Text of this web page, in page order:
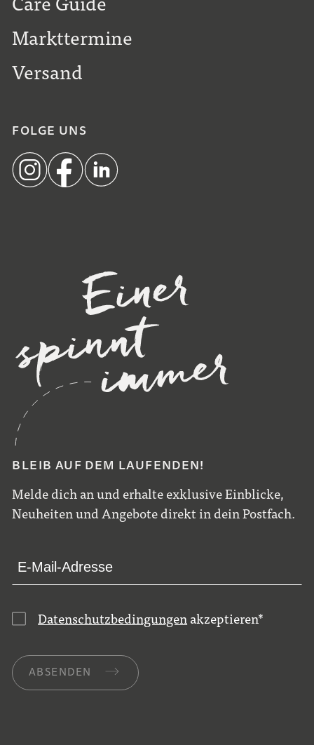
BLEIB AUF DEM LAUFENDEN!
Melde dich an und erhalte exklusive Einblicke,
Neuheiten und Angebote direkt in dein Postfach.
Datenschutzbedingungen akzeptieren*
ABSENDEN
Markttermine
Versand
FOLGE UNS